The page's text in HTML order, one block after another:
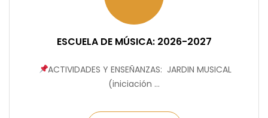
ESCUELA DE MÚSICA: 2026-2027
ACTIVIDADES Y ENSEÑANZAS: ⁣⁠ JARDIN MUSICAL
(iniciación ...